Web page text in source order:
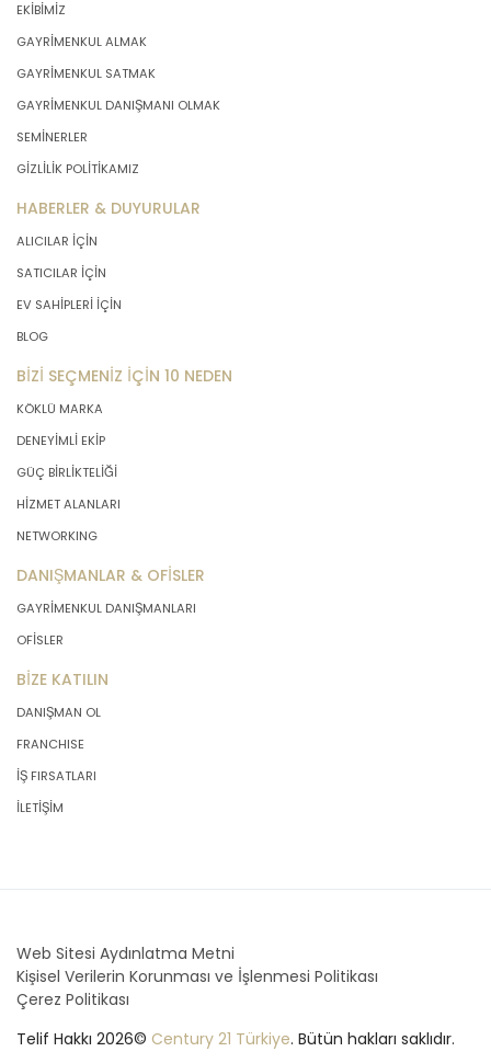
EKİBİMİZ
GAYRİMENKUL ALMAK
GAYRİMENKUL SATMAK
GAYRİMENKUL DANIŞMANI OLMAK
SEMİNERLER
GİZLİLİK POLİTİKAMIZ
HABERLER & DUYURULAR
ALICILAR İÇİN
SATICILAR İÇİN
EV SAHİPLERİ İÇİN
BLOG
BİZİ SEÇMENİZ İÇİN 10 NEDEN
KÖKLÜ MARKA
DENEYİMLİ EKİP
GÜÇ BİRLİKTELİĞİ
HİZMET ALANLARI
NETWORKING
DANIŞMANLAR & OFİSLER
GAYRİMENKUL DANIŞMANLARI
OFİSLER
BİZE KATILIN
DANIŞMAN OL
FRANCHISE
İŞ FIRSATLARI
İLETİŞİM
Web Sitesi Aydınlatma Metni
Kişisel Verilerin Korunması ve İşlenmesi Politikası
Çerez Politikası
Telif Hakkı 2026© Century 21 Türkiye. Bütün hakları saklıdır.